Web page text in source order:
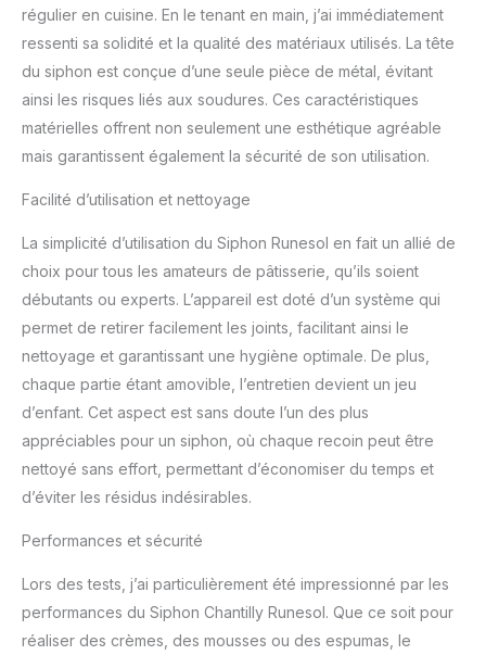
inox avec tête et support
robustes. Ce siphon
chantilly comprend 3
conseils de décoration.
Idéal pour siphon
chantilly professionnel et
appareil chantilly. ★
LAISSEZ VOTRE
- Créez des recettes
incroyables avec ce
siphon chantilly en inox.
Faites des mousses,
crèmes, sauces, lattes
mousseux et desserts.
Siphon pâtisserie 500ml
pour cuisine créative et
syphon cuisine
polyvalent. ★ CRÈME
FRAÎCHE POUR
PLUSIEURS JOURS - Le
RuneSol Home garde
jours. Stockez-le au
réfrigérateur et secouez
avant utilisation. Siphon
chantilly professionnel
régulier en cuisine. En le tenant en main, j’ai immédiatement
ressenti sa solidité et la qualité des matériaux utilisés. La tête
du siphon est conçue d’une seule pièce de métal, évitant
ainsi les risques liés aux soudures. Ces caractéristiques
matérielles offrent non seulement une esthétique agréable
mais garantissent également la sécurité de son utilisation.
Facilité d’utilisation et nettoyage
La simplicité d’utilisation du Siphon Runesol en fait un allié de
choix pour tous les amateurs de pâtisserie, qu’ils soient
débutants ou experts. L’appareil est doté d’un système qui
permet de retirer facilement les joints, facilitant ainsi le
nettoyage et garantissant une hygiène optimale. De plus,
chaque partie étant amovible, l’entretien devient un jeu
d’enfant. Cet aspect est sans doute l’un des plus
appréciables pour un siphon, où chaque recoin peut être
nettoyé sans effort, permettant d’économiser du temps et
d’éviter les résidus indésirables.
Performances et sécurité
Lors des tests, j’ai particulièrement été impressionné par les
performances du Siphon Chantilly Runesol. Que ce soit pour
réaliser des crèmes, des mousses ou des espumas, le